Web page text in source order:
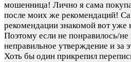
мошенница! Лично я сама
после моих же рекомендаций!
рекомендации знакомой вот уже
Поэтому если не понравилось/
неправильное утверждение и за
Хоть бы один прикрепил